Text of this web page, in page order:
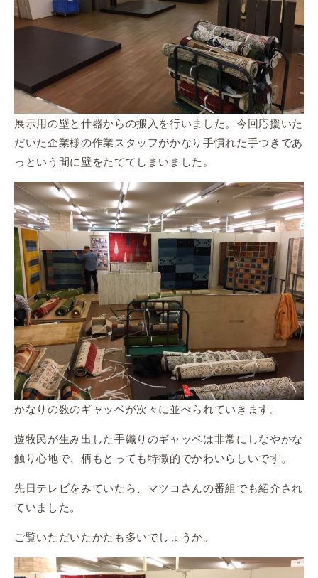
展示用の壁と什器からの搬入を行いました。今回応援いた
だいた企業様の作業スタッフがかなり手慣れた手つきであ
っという間に壁をたててしまいました。
かなりの数のギャッベが次々に並べられていきます。
遊牧民が生み出した手織りのギャッベは非常にしなやかな
触り心地で、柄もとっても特徴的でかわいらしいです。
先日テレビをみていたら、マツコさんの番組でも紹介され
ていました。
ご覧いただいたかたも多いでしょうか。